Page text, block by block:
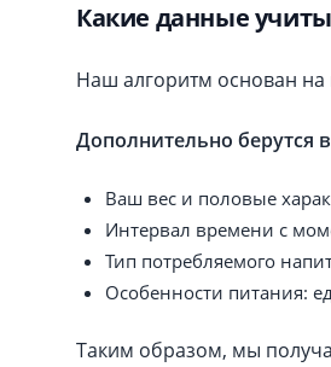
Какие данные
Наш алгоритм основан
Дополнительно берутся
Ваш вес и половые
Интервал времени с
Тип потребляемого
Особенности питания:
Таким образом, мы